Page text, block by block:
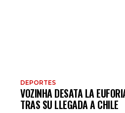
DEPORTES
VOZINHA DESATA LA
TRAS SU LLEGADA A CHILE